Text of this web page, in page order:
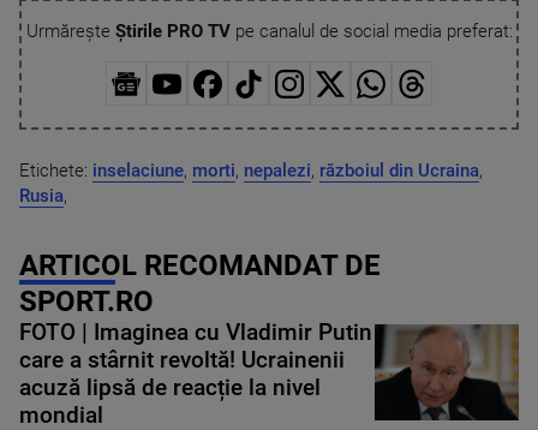
Urmărește Știrile PRO TVpe canalul de social media preferat:
Etichete: inselaciune, morti, nepalezi, războiul din Ucraina,
Rusia,
ARTICOL RECOMANDAT DE
SPORT.RO
FOTO | Imaginea cu Vladimir Putin
care a stârnit revoltă! Ucrainenii
acuză lipsă de reacție la nivel
mondial